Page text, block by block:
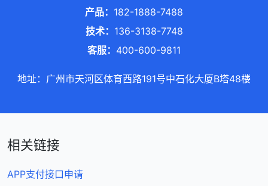
产品： 182-1888-7488
技术： 136-3138-7748
客服： 400-600-9811
地址：广州市天河区体育西路191号中石化大厦B塔48楼
相关链接
APP支付接口申请